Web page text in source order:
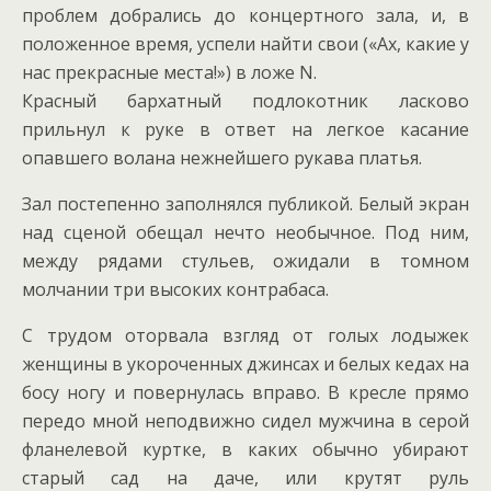
проблем добрались до концертного зала, и, в
положенное время, успели найти свои («Ах, какие у
нас прекрасные места!») в ложе N.
Красный бархатный подлокотник ласково
прильнул к руке в ответ на легкое касание
опавшего волана нежнейшего рукава платья.
Зал постепенно заполнялся публикой. Белый экран
над сценой обещал нечто необычное. Под ним,
между рядами стульев, ожидали в томном
молчании три высоких контрабаса.
С трудом оторвала взгляд от голых лодыжек
женщины в укороченных джинсах и белых кедах на
босу ногу и повернулась вправо. В кресле прямо
передо мной неподвижно сидел мужчина в серой
фланелевой куртке, в каких обычно убирают
старый сад на даче, или крутят руль